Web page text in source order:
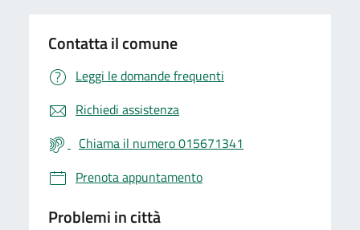
Contatta il comune
Leggi le domande frequenti
Richiedi assistenza
Chiama il numero 015671341
Prenota appuntamento
Problemi in città